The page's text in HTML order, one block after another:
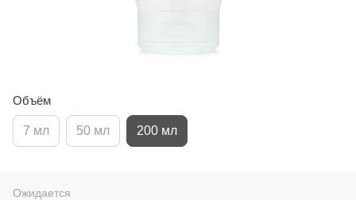
Объём
7 мл 50 мл 200 мл
Ожидается